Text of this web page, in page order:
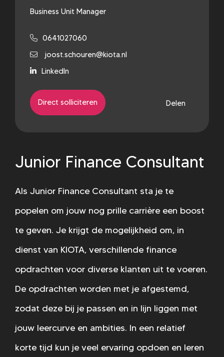
Business Unit Manager
0641027060
joost.schouren@kiota.nl
LinkedIn
Direct solliciteren Delen
Junior Finance Consultant
Als Junior Finance Consultant sta je te
popelen om jouw nog prille carrière een boost
te geven. Je krijgt de mogelijkheid om, in
dienst van KIOTA, verschillende finance
opdrachten voor diverse klanten uit te voeren.
De opdrachten worden met je afgestemd,
zodat deze bij je passen en in lijn liggen met
jouw leercurve en ambities. In een relatief
korte tijd kun je veel ervaring opdoen en leren